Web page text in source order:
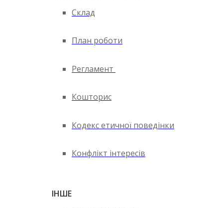
Склад
План роботи
Регламент
Кошторис
Кодекс етичної поведінки
Конфлікт інтересів
ІНШЕ